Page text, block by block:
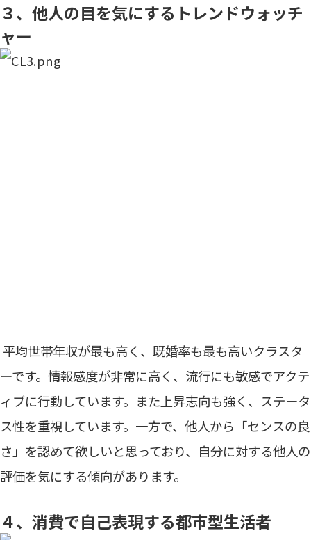
３、他人の目を気にするトレンドウォッチ
ャー
平均世帯年収が最も高く、既婚率も最も高いクラスタ
ーです。情報感度が非常に高く、流行にも敏感でアクテ
ィブに行動しています。また上昇志向も強く、ステータ
ス性を重視しています。一方で、他人から「センスの良
さ」を認めて欲しいと思っており、自分に対する他人の
評価を気にする傾向があります。
４、消費で自己表現する都市型生活者